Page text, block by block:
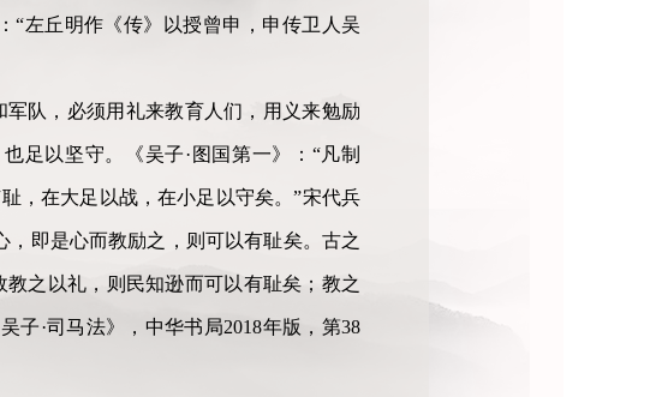
“左丘明作《传》以授曾申，申传卫人吴
队，必须用礼来教育人们，用义来勉励
足以坚守。《吴子·图国第一》：“凡制
，在大足以战，在小足以守矣。”宋代兵
即是心而教励之，则可以有耻矣。古之
之以礼，则民知逊而可以有耻矣；教之
子·司马法》，中华书局2018年版，第38